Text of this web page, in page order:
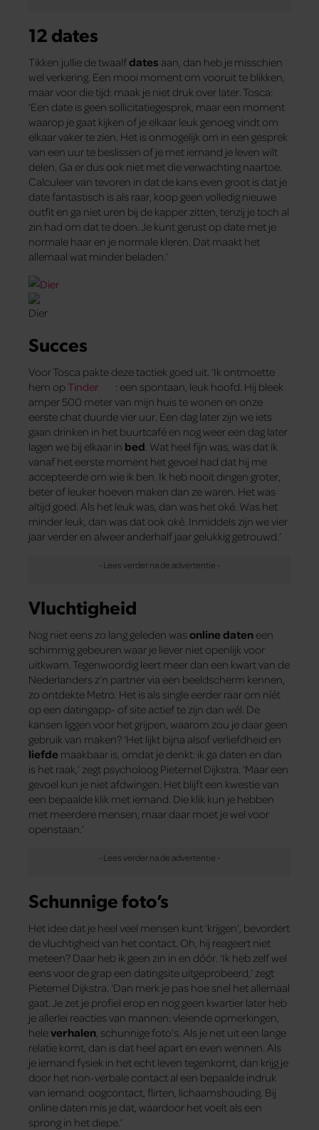
12 dates
Tikken jullie de twaalfdates aan, dan heb je misschien
wel verkering. Een mooi moment om vooruit te blikken,
maar voor die tijd: maak je niet druk over later. Tosca:
‘Een date is geen sollicitatiegesprek, maar een moment
waarop je gaat kijken of je elkaar leuk genoeg vindt om
elkaar vaker te zien. Het is onmogelijk om in een gesprek
van een uur te beslissen of je met iemand je leven wilt
delen. Ga er dus ook niet met die verwachting naartoe.
Calculeer van tevoren in dat de kans even groot is dat je
date fantastisch is als raar, koop geen volledig nieuwe
outfit en ga niet uren bij de kapper zitten, tenzij je toch al
zin had om dat te doen. Je kunt gerust op date met je
normale haar en je normale kleren. Dat maakt het
allemaal wat minder beladen.’
Succes
Voor Tosca pakte deze tactiek goed uit. ‘Ik ontmoette
hem opTinder
: een spontaan, leuk hoofd. Hij bleek
amper 500 meter van mijn huis te wonen en onze
eerste chat duurde vier uur. Een dag later zijn we iets
gaan drinken in het buurtcafé en nog weer een dag later
lagen we bij elkaar in bed. Wat heel fijn was, was dat ik
vanaf het eerste moment het gevoel had dat hij me
accepteerde om wie ik ben. Ik heb nooit dingen groter,
beter of leuker hoeven maken dan ze waren. Het was
altijd goed. Als het leuk was, dan was het oké. Was het
minder leuk, dan was dat ook oké. Inmiddels zijn we vier
jaar verder en alweer anderhalf jaar gelukkig getrouwd.’
Vluchtigheid
Nog niet eens zo lang geleden wasonline daten een
schimmig gebeuren waar je liever niet openlijk voor
uitkwam. Tegenwoordig leert meer dan een kwart van de
Nederlanders z’n partner via een beeldscherm kennen,
zo ontdekte Metro. Het is als single eerder raar om níét
op een datingapp- of site actief te zijn dan wél. De
kansen liggen voor het grijpen, waarom zou je daar geen
gebruik van maken? ‘Het lijkt bijna alsof verliefdheid en
liefde maakbaar is, omdat je denkt: ik ga daten en dan
is het raak,’ zegt psycholoog Pieternel Dijkstra. ‘Maar een
gevoel kun je niet afdwingen. Het blijft een kwestie van
een bepaalde klik met iemand. Die klik kun je hebben
met meerdere mensen, maar daar moet je wel voor
openstaan.’
Schunnige foto’s
Het idee dat je heel veel mensen kunt ‘krijgen’, bevordert
de vluchtigheid van het contact. Oh, hij reageert niet
meteen? Daar heb ik geen zin in en dóór. ‘Ik heb zelf wel
eens voor de grap een datingsite uitgeprobeerd,’ zegt
Pieternel Dijkstra. ‘Dan merk je pas hoe snel het allemaal
gaat. Je zet je profiel erop en nog geen kwartier later heb
je allerlei reacties van mannen: vleiende opmerkingen,
heleverhalen , schunnige foto’s. Als je net uit een lange
relatie komt, dan is dat heel apart en even wennen. Als
je iemand fysiek in het echt leven tegenkomt, dan krijg je
door het non-verbale contact al een bepaalde indruk
van iemand: oogcontact, flirten, lichaamshouding. Bij
online daten mis je dat, waardoor het voelt als een
sprong in het diepe.’